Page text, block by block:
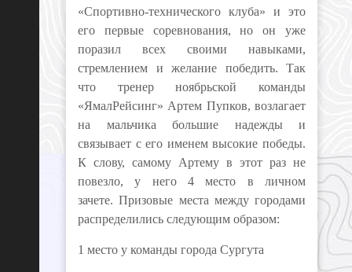
«Спортивно-технического клуба» и это
его первые соревнования, но он уже
поразил всех своими навыками,
стремлением и желание победить. Так
что тренер ноябрьской команды
«ЯмалРейсинг» Артем Пупков, возлагает
на мальчика большие надежды и
связывает с его именем высокие победы.
К слову, самому Артему в этот раз не
повезло, у него 4 место в личном
зачете.Призовые места между городами
распределились следующим образом:
1 место у команды города Сургута